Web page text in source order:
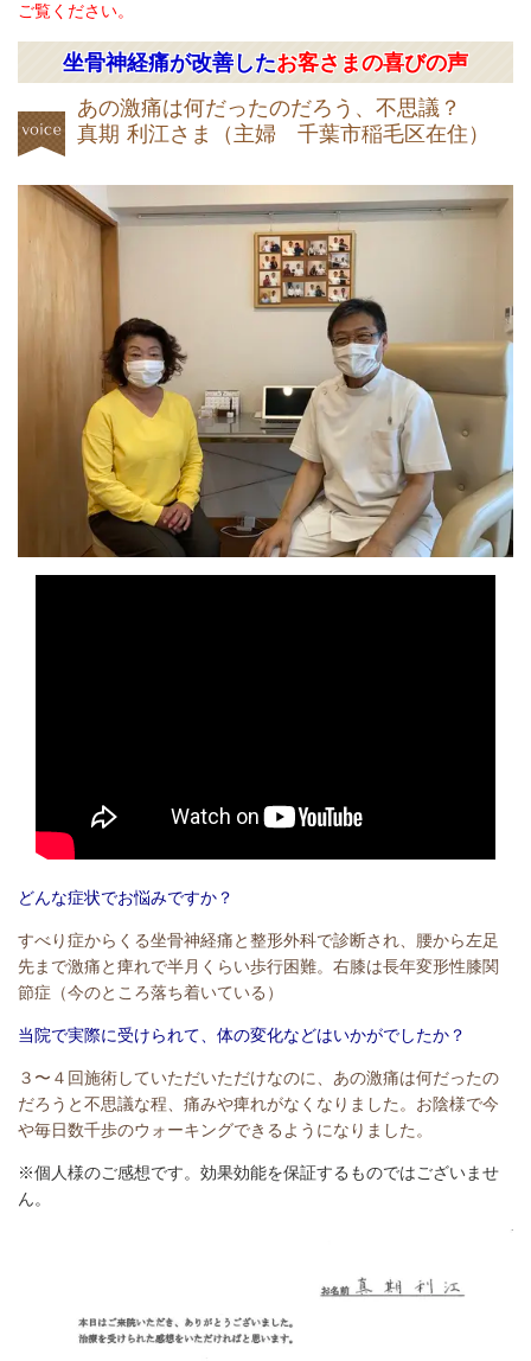
ご覧ください。
坐骨神経痛が改善したお客さまの喜びの声
あの激痛は何だったのだろう、不思議？
真期 利江さま（主婦 千葉市稲毛区在住）
どんな症状でお悩みですか？
すべり症からくる坐骨神経痛と整形外科で診断され、腰から左足
先まで激痛と痺れで半月くらい歩行困難。右膝は長年変形性膝関
節症（今のところ落ち着いている）
当院で実際に受けられて、体の変化などはいかがでしたか？
３〜４回施術していただいただけなのに、あの激痛は何だったの
だろうと不思議な程、痛みや痺れがなくなりました。お陰様で今
や毎日数千歩のウォーキングできるようになりました。
※個人様のご感想です。効果効能を保証するものではございませ
ん。